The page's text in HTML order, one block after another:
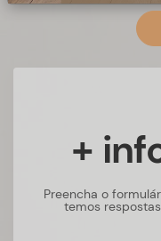
+
Preencha o
temos